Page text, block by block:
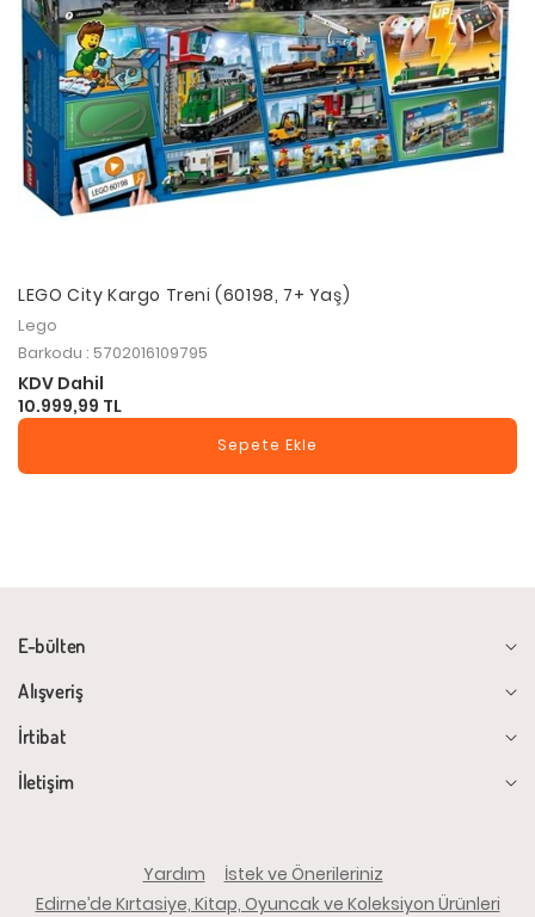
LEGO City Kargo Treni (60198, 7+ Yaş)
Lego
Barkodu : 5702016109795
KDV Dahil
10.999,99 TL
Sepete Ekle
E-bülten
Alışveriş
İrtibat
İletişim
Yardım
İstek ve Önerileriniz
Edirne’de Kırtasiye, Kitap, Oyuncak ve Koleksiyon Ürünleri